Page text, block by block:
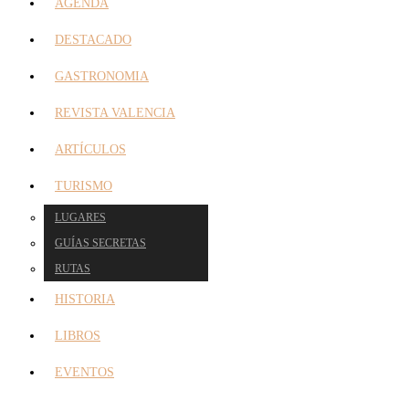
AGENDA
DESTACADO
GASTRONOMIA
REVISTA VALENCIA
ARTÍCULOS
TURISMO
LUGARES
GUÍAS SECRETAS
RUTAS
HISTORIA
LIBROS
EVENTOS